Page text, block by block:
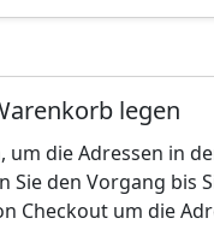
legen
um die Adressen in
den Vorgang bis
Checkout um die